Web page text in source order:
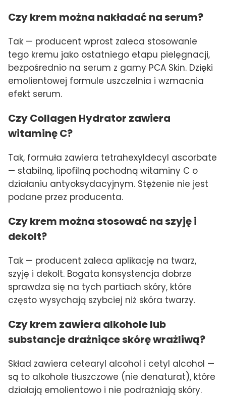
Czy krem można nakładać na serum?
Tak — producent wprost zaleca stosowanie
tego kremu jako ostatniego etapu pielęgnacji,
bezpośrednio na serum z gamy PCA Skin. Dzięki
emolientowej formule uszczelnia i wzmacnia
efekt serum.
Czy Collagen Hydrator zawiera
witaminę C?
Tak, formuła zawiera tetrahexyldecyl ascorbate
— stabilną, lipofilną pochodną witaminy C o
działaniu antyoksydacyjnym. Stężenie nie jest
podane przez producenta.
Czy krem można stosować na szyję i
dekolt?
Tak — producent zaleca aplikację na twarz,
szyję i dekolt. Bogata konsystencja dobrze
sprawdza się na tych partiach skóry, które
często wysychają szybciej niż skóra twarzy.
Czy krem zawiera alkohole lub
substancje drażniące skórę wrażliwą?
Skład zawiera cetearyl alcohol i cetyl alcohol —
są to alkohole tłuszczowe (nie denaturat), które
działają emolientowo i nie podrażniają skóry.